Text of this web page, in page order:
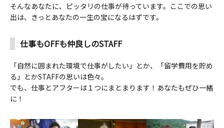
そんなあなたに、ピッタリの仕事が待っています。ここでの思い
出は、きっとあなたの一生の宝になるはずです。
仕事もOFFも仲良しのSTAFF
「自然に囲まれた環境で仕事がしたい」とか、「留学費用を貯め
る」とかSTAFFの思いは色々。
でも、仕事とアフターは１つにまとまります！あなたもぜひ一緒
に！